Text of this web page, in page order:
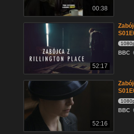
00:38
52:17
BBC
52:16
BBC